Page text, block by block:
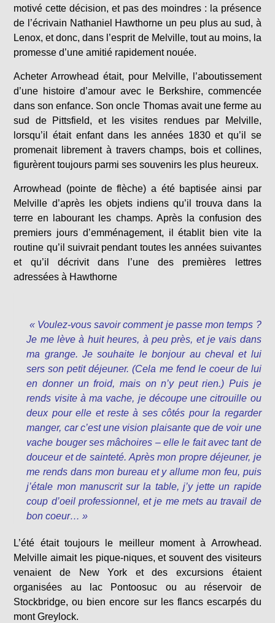
motivé cette décision, et pas des moindres : la présence
de l’écrivain Nathaniel Hawthorne un peu plus au sud, à
Lenox, et donc, dans l’esprit de Melville, tout au moins, la
promesse d’une amitié rapidement nouée.
Acheter Arrowhead était, pour Melville, l’aboutissement
d’une histoire d’amour avec le Berkshire, commencée
dans son enfance. Son oncle Thomas avait une ferme au
sud de Pittsfield, et les visites rendues par Melville,
lorsqu’il était enfant dans les années 1830 et qu’il se
promenait librement à travers champs, bois et collines,
figurèrent toujours parmi ses souvenirs les plus heureux.
Arrowhead (pointe de flèche) a été baptisée ainsi par
Melville d’après les objets indiens qu’il trouva dans la
terre en labourant les champs. Après la confusion des
premiers jours d’emménagement, il établit bien vite la
routine qu’il suivrait pendant toutes les années suivantes
et qu’il décrivit dans l’une des premières lettres
adressées à Hawthorne
« Voulez-vous savoir comment je passe mon temps ?
Je me lève à huit heures, à peu près, et je vais dans
ma grange. Je souhaite le bonjour au cheval et lui
sers son petit déjeuner. (Cela me fend le coeur de lui
en donner un froid, mais on n’y peut rien.) Puis je
rends visite à ma vache, je découpe une citrouille ou
deux pour elle et reste à ses côtés pour la regarder
manger, car c’est une vision plaisante que de voir une
vache bouger ses mâchoires – elle le fait avec tant de
douceur et de sainteté. Après mon propre déjeuner, je
me rends dans mon bureau et y allume mon feu, puis
j’étale mon manuscrit sur la table, j’y jette un rapide
coup d’oeil professionnel, et je me mets au travail de
bon coeur… »
L’été était toujours le meilleur moment à Arrowhead.
Melville aimait les pique-niques, et souvent des visiteurs
venaient de New York et des excursions étaient
organisées au lac Pontoosuc ou au réservoir de
Stockbridge, ou bien encore sur les flancs escarpés du
mont Greylock.